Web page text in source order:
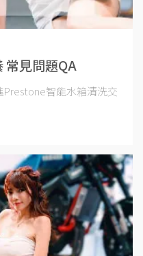
常見問題QA
智能水箱清洗交